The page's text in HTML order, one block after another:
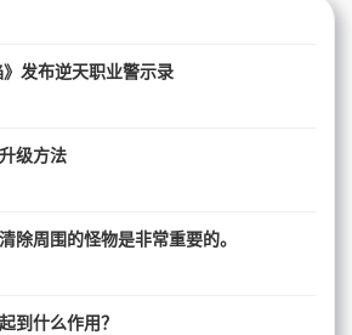
发布逆天职业警示录
级方法
除周围的怪物是非常重要的。
到什么作用？